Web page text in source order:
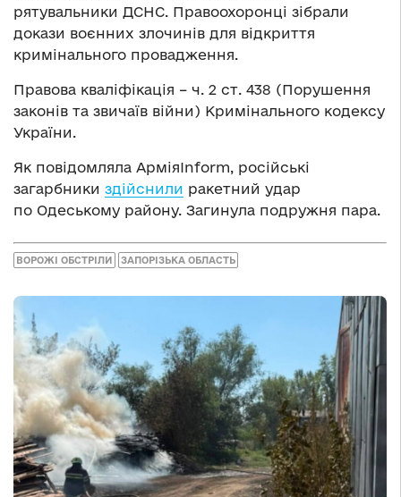
рятувальники ДСНС. Правоохоронці зібрали
докази воєнних злочинів для відкриття
кримінального провадження.
Правова кваліфікація – ч. 2 ст. 438 (Порушення
законів та звичаїв війни) Кримінального кодексу
України.
Як повідомляла АрміяInform, російські
загарбники здійснили ракетний удар
по Одеському району. Загинула подружня пара.
ВОРОЖІ ОБСТРІЛИ ЗАПОРІЗЬКА ОБЛАСТЬ